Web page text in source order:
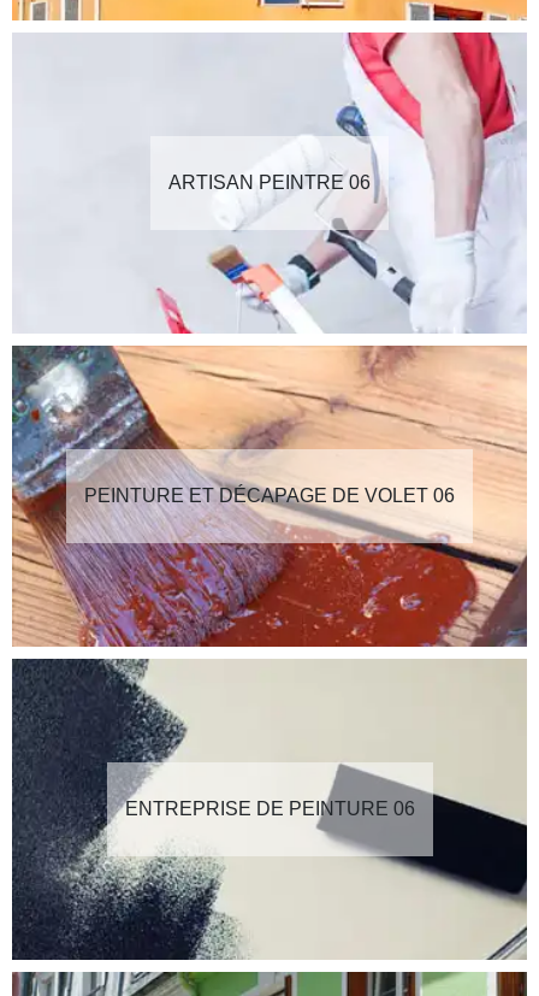
ARTISAN PEINTRE 06
PEINTURE ET DÉCAPAGE DE VOLET 06
ENTREPRISE DE PEINTURE 06